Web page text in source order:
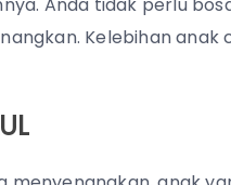
Kelebihan